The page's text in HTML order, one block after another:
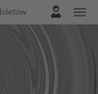
sie